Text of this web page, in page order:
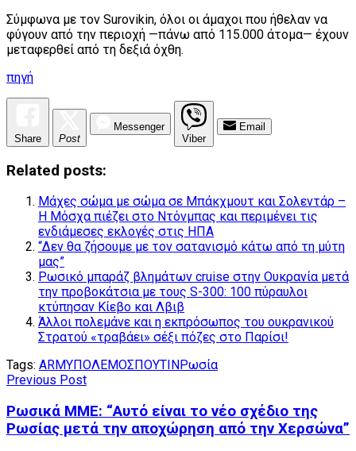
Σύμφωνα με τον Surovikin, όλοι οι άμαχοι που ήθελαν να
φύγουν από την περιοχή —πάνω από 115.000 άτομα— έχουν
μεταφερθεί από τη δεξιά όχθη.
πηγή
Share Post
Messenger
Viber
Email
Related posts:
Μάχες σώμα με σώμα σε Μπάκχμουτ και Σολεντάρ –
Η Μόσχα πιέζει στο Ντόνμπας και περιμένει τις
ενδιάμεσες εκλογές στις ΗΠΑ
“Δεν θα ζήσουμε με τον σατανισμό κάτω από τη μύτη
μας”
Ρωσικό μπαράζ βλημάτων cruise στην Ουκρανία μετά
την προβοκάτσια με τους S-300: 100 πύραυλοι
κτύπησαν Κίεβο και Λβιβ
Άλλοι πολεμάνε και η εκπρόσωπος του ουκρανικού
Στρατού «τραβάει» σέξι πόζες στο Παρίσι!
Tags: ARMYΠΟΛΕΜΟΣ ΠΟΥΤΙΝ Ρωσία
Previous Post
Ρωσικά ΜΜΕ: “Αυτό είναι το νέο σχέδιο της
Ρωσίας μετά την αποχώρηση από την Χερσώνα”